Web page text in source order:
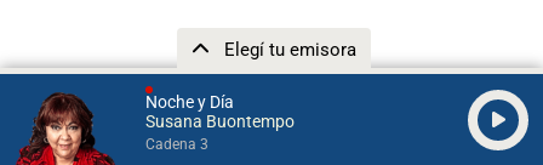
Noche y Día
Susana Buontempo
Cadena 3
Elegí tu emisora